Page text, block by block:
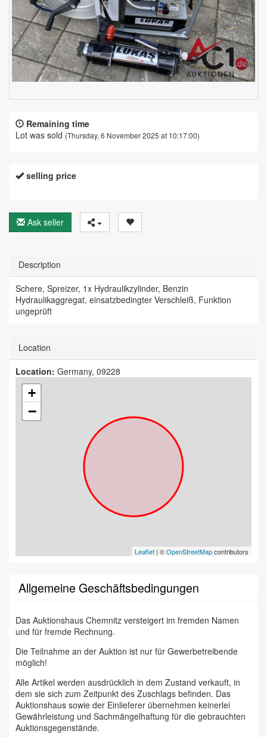
Remaining time
Lot was sold (Thursday, 6 November 2025 at 10:17:00)
selling price
Ask seller
Description
Schere, Spreizer, 1x Hydraulikzylinder, Benzin
Hydraulikaggregat, einsatzbedingter Verschleiß, Funktion
ungeprüft
Location
Location: Germany, 09228
+
−
Leaflet | ©OpenStreetMapcontributors
Allgemeine Geschäftsbedingungen
Das Auktionshaus Chemnitz versteigert im fremden Namen
und für fremde Rechnung.
Die Teilnahme an der Auktion ist nur für Gewerbetreibende
möglich!
Alle Artikel werden ausdrücklich in dem Zustand verkauft, in
dem sie sich zum Zeitpunkt des Zuschlags befinden. Das
Auktionshaus sowie der Einlieferer übernehmen keinerlei
Gewährleistung und Sachmängelhaftung für die gebrauchten
Auktionsgegenstände.